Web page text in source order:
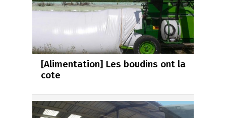
[Alimentation] Les boudins ont la
cote